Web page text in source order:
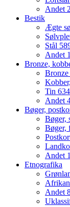
Andet
Bestik
Ægte
Stål
Andet
Bronze,
Bronze
Tin 634
Andet
Bøger,
Bøger,
Bøger,
Andet
Etnografika
Andet